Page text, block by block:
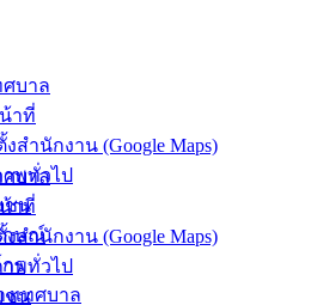
ศบาล
าที่
สำนักงาน (Google Maps)
พทั่วไป
ชน
กษณ์
ร
เทศบาล
ศบาล
าที่
สำนักงาน (Google Maps)
พทั่วไป
ชน
มาณรายจ่าย ประจำ
ครั้งที่ 7/2566
ม 16, 2023
จ่าย ประจำปีงบประมาณ พ.ศ.2566